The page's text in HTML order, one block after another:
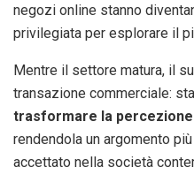
negozi online stanno
privilegiata per esplorare il
Mentre il settore matura, il
transazione commerciale:
trasformare la percezione
rendendola un argomento
accettato nella società